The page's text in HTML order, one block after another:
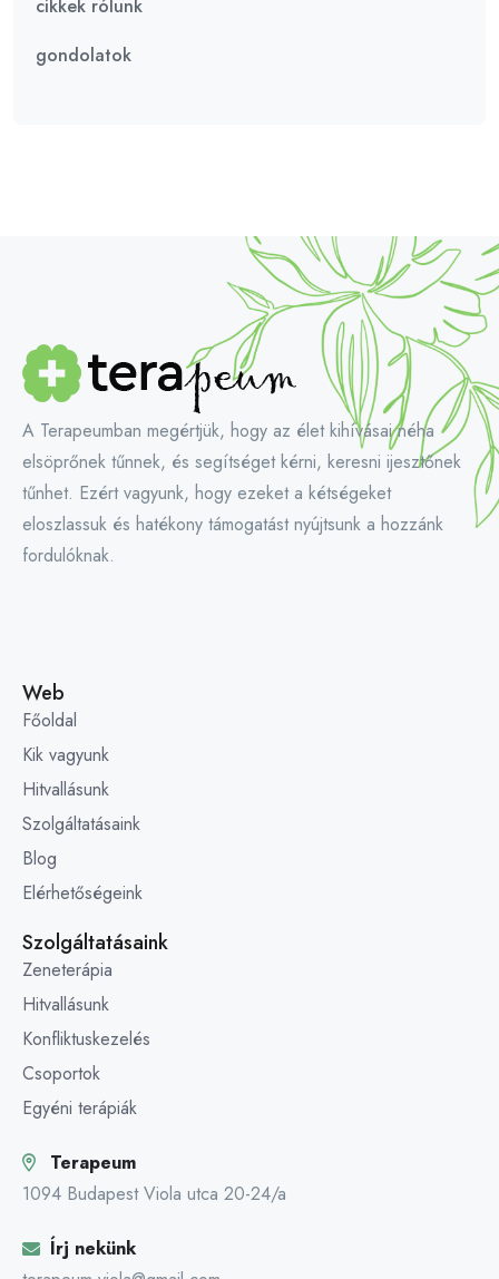
cikkek rólunk
gondolatok
A Terapeumban megértjük, hogy az élet kihívásai néha
elsöprőnek tűnnek, és segítséget kérni, keresni ijesztőnek
tűnhet. Ezért vagyunk, hogy ezeket a kétségeket
eloszlassuk és hatékony támogatást nyújtsunk a hozzánk
fordulóknak.
Web
Főoldal
Kik vagyunk
Hitvallásunk
Szolgáltatásaink
Blog
Elérhetőségeink
Szolgáltatásaink
Zeneterápia
Hitvallásunk
Konfliktuskezelés
Csoportok
Egyéni terápiák
Terapeum
1094 Budapest Viola utca 20-24/a
Írj nekünk